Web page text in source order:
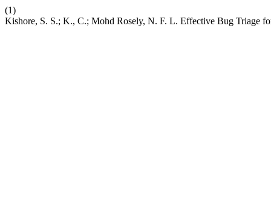
(1)
Kishore, S. S.; K., C.; Mohd Rosely, N. F. L. Effective Bug Triage